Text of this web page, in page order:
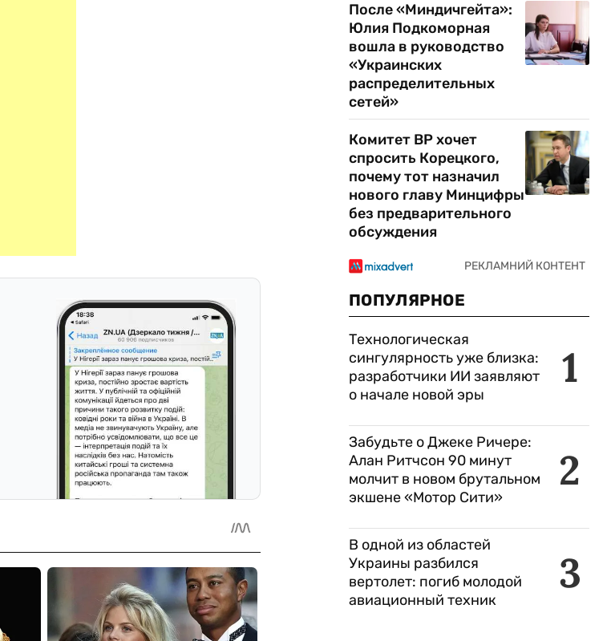
После «Миндичгейта»:
Юлия Подкоморная
вошла в руководство
«Украинских
распределительных
сетей»
Комитет ВР хочет
спросить Корецкого,
почему тот назначил
нового главу Минцифры
без предварительного
обсуждения
ПОПУЛЯРНОЕ
1
Технологическая
сингулярность уже близка:
разработчики ИИ заявляют
о начале новой эры
2
Забудьте о Джеке Ричере:
Алан Ритчсон 90 минут
молчит в новом брутальном
экшене «Мотор Сити»
3
В одной из областей
Украины разбился
вертолет: погиб молодой
авиационный техник